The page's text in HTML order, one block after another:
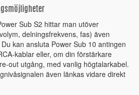
Sub S2 hittar man utöver
delningsfrekvens, fas) även
kan ansluta Power Sub 10 antingen
kablar eller, om din förstärkare
out utgång, med vanlig högtalarkabel.
även länkas vidare direkt